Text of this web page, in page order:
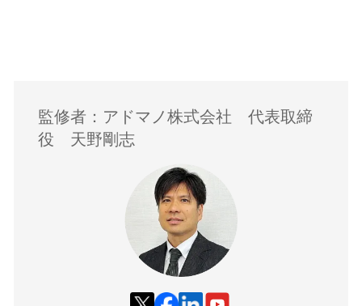
監修者：アドマノ株式会社 代表取締
役 天野剛志